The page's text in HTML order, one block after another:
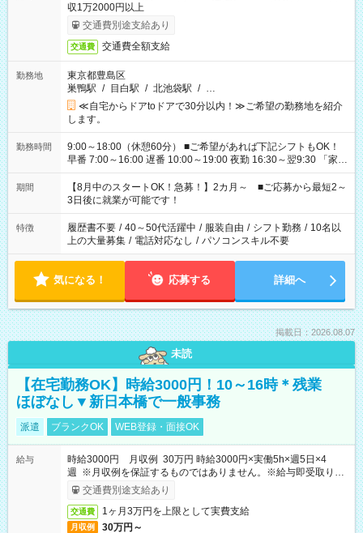
収1万2000円以上
交通費別途支給あり
交通費 交通費全額支給
勤務地
東京都豊島区
巣鴨駅 / 目白駅 / 北池袋駅 / …
≪自宅からドアtoドアで30分以内！≫ご希望の勤務地を紹介
します。
勤務時間
9:00～18:00（休憩60分） ■ご希望があれば下記シフトもOK！
早番 7:00～16:00 遅番 10:00～19:00 夜勤 16:30～翌9:30 「家族
と休みを合わせたい」 「余裕を持って夕飯の準備がしたい」
「できれば残業はしたくない」 など、ご希望を教えてください
ね。 ※Wワーク希望の方へ 今ご覧のお仕事で希望する勤務時間
と、もう1つのお仕事の勤務時間。 合計で週40時間を超える場
合は応募できません。
期間
【8月中のスタートOK！急募！】2カ月～ ■ご応募から最短2～
3日後に就業が可能です！
特徴 履歴書不要 / 40～50代活躍中 / 服装自由 / シフト勤務 / 10名以
上の大量募集 / 電話対応なし / パソコンスキル不要
気になる！ 応募する 詳細へ
掲載日：2026.08.07
未読
【在宅勤務OK】時給3000円！10～16時＊残業
ほぼなし▼新日本橋で一般事務
派遣 ブランクOK WEB登録・面接OK
給与
時給3000円 月収例 30万円 時給3000円×実働5h×週5日×4
週 ※月収例を保証するものではありません。※給与即受取りサ
ービス利用可（利用条件有）
交通費別途支給あり
交通費 1ヶ月3万円を上限として実費支給
月収例 30万円～